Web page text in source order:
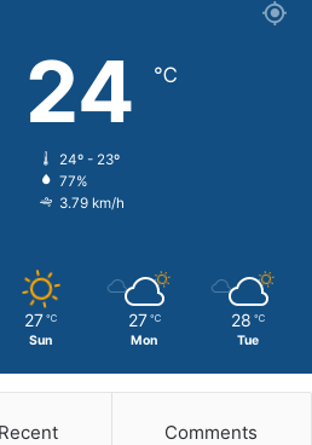
24 ℃
24º - 23º
77%
3.79 km/h
27 ℃
Sun
27 ℃
Mon
28 ℃
Tue
Recent Comments